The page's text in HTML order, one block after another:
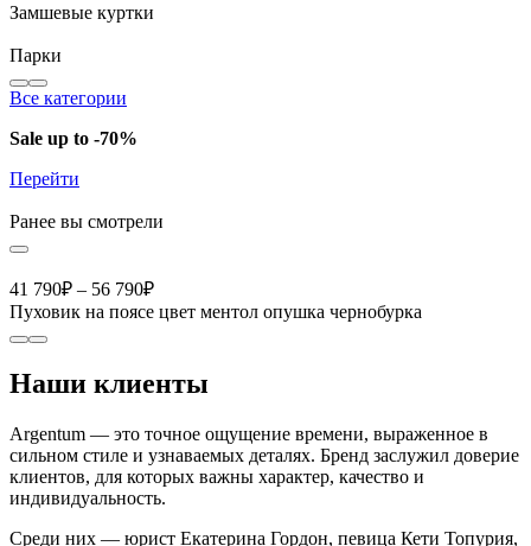
Замшевые куртки
Парки
Все категории
Sale up to -70%
Перейти
Ранее вы смотрели
41 790₽ – 56 790₽
Пуховик на поясе цвет ментол опушка чернобурка
Наши клиенты
Argentum — это точное ощущение времени, выраженное в
сильном стиле и узнаваемых деталях. Бренд заслужил доверие
клиентов, для которых важны характер, качество и
индивидуальность.
Среди них — юрист Екатерина Гордон, певица Кети Топурия,